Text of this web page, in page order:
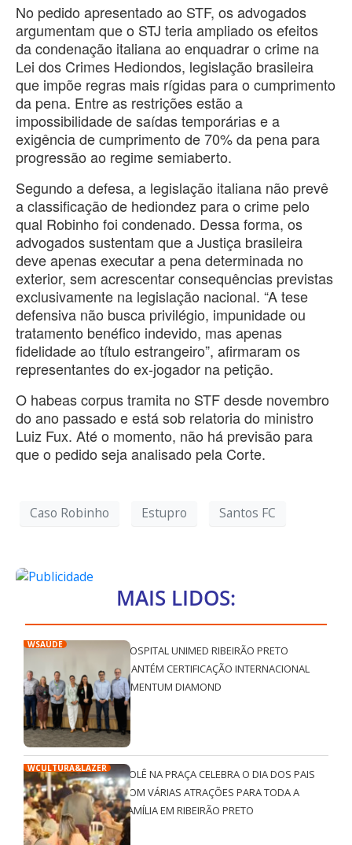
No pedido apresentado ao STF, os advogados
argumentam que o STJ teria ampliado os efeitos
da condenação italiana ao enquadrar o crime na
Lei dos Crimes Hediondos, legislação brasileira
que impõe regras mais rígidas para o cumprimento
da pena. Entre as restrições estão a
impossibilidade de saídas temporárias e a
exigência de cumprimento de 70% da pena para
progressão ao regime semiaberto.
Segundo a defesa, a legislação italiana não prevê
a classificação de hediondez para o crime pelo
qual Robinho foi condenado. Dessa forma, os
advogados sustentam que a Justiça brasileira
deve apenas executar a pena determinada no
exterior, sem acrescentar consequências previstas
exclusivamente na legislação nacional. “A tese
defensiva não busca privilégio, impunidade ou
tratamento benéfico indevido, mas apenas
fidelidade ao título estrangeiro”, afirmaram os
representantes do ex-jogador na petição.
O habeas corpus tramita no STF desde novembro
do ano passado e está sob relatoria do ministro
Luiz Fux. Até o momento, não há previsão para
que o pedido seja analisado pela Corte.
Caso Robinho Estupro Santos FC
MAIS LIDOS:
WSAÚDE
HOSPITAL UNIMED RIBEIRÃO PRETO
MANTÉM CERTIFICAÇÃO INTERNACIONAL
QMENTUM DIAMOND
WCULTURA&LAZER
ROLÊ NA PRAÇA CELEBRA O DIA DOS PAIS
COM VÁRIAS ATRAÇÕES PARA TODA A
FAMÍLIA EM RIBEIRÃO PRETO